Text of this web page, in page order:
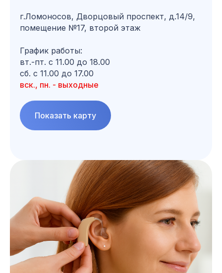
г.Ломоносов, Дворцовый проспект, д.14/9,
помещение №17, второй этаж
График работы:
вт.-пт. с 11.00 до 18.00
сб. с 11.00 до 17.00
вск., пн. - выходные
Показать карту